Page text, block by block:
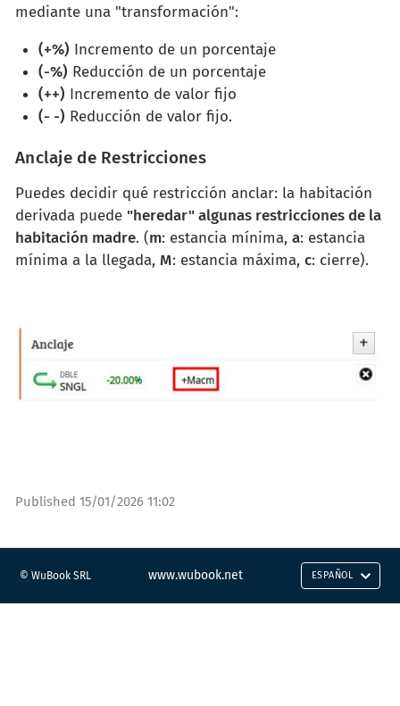
mediante una "transformación":
(+%) Incremento de un porcentaje
(-%) Reducción de un porcentaje
(++) Incremento de valor fijo
(- -) Reducción de valor fijo.
Anclaje de Restricciones
Puedes decidir qué restricción anclar: la habitación
derivada puede "heredar" algunas restricciones de la
habitación madre. (m: estancia mínima, a: estancia
mínima a la llegada, M: estancia máxima, c: cierre).
Published 15/01/2026 11:02
© WuBook SRL www.wubook.net ESPAÑOL